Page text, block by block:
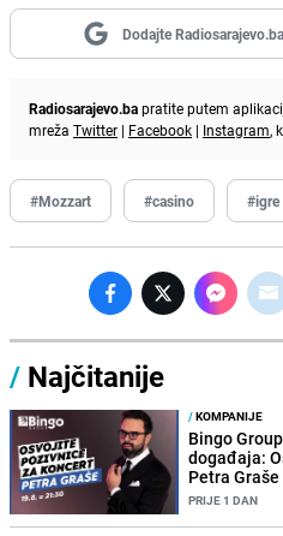
Dodajte
Radiosarajevo.bapratite putem
mreža Twitter | Facebook | Instagram,
#Mozzart #casino #igre
/ Najčitanije
/KOMPANIJE
Bingo
događaja:
Petra Graše
PRIJE 1 DAN